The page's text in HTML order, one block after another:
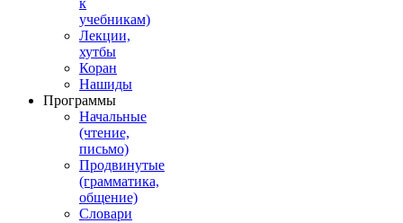
к
учебникам)
Лекции,
хутбы
Коран
Нашиды
Программы
Начальные
(чтение,
письмо)
Продвинутые
(грамматика,
общение)
Словари